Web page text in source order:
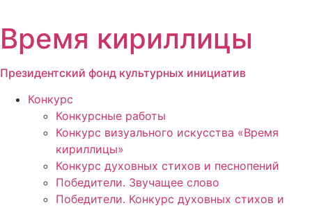
содержимому
Время кириллицы
Президентский фонд культурных инициатив
Конкурс
Конкурсные работы
Конкурс визуального искусства «Время
кириллицы»
Конкурс духовных стихов и песнопений
Победители. Звучащее слово
Победители. Конкурс духовных стихов и